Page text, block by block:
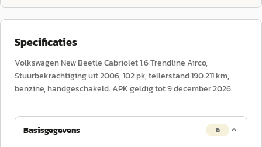
Specificaties
Volkswagen New Beetle Cabriolet 1.6 Trendline Airco,
Stuurbekrachtiging uit 2006, 102 pk, tellerstand 190.211 km,
benzine, handgeschakeld. APK geldig tot 9 december 2026.
Basisgegevens 6